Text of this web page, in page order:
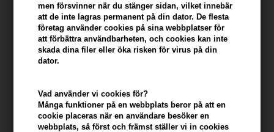
men försvinner när du stänger sidan, vilket innebär
att de inte lagras permanent på din dator. De flesta
företag använder cookies på sina webbplatser för
att förbättra användbarheten, och cookies kan inte
skada dina filer eller öka risken för virus på din
dator.
Vad använder vi cookies för?
Många funktioner på en webbplats beror på att en
cookie placeras när en användare besöker en
webbplats, så först och främst ställer vi in ​​cookies
Egenskaper
- Skapar en avslappnad och strandinspirerad stil
- Enkelt att applicera i både vått och torrt hår
- Anpassad för alla hårtyper för daglig styling
Användning
- Applicera en liten mängd i fuktigt hår